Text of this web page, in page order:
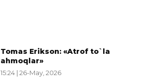
Tomas Erikson: «Atrof to`la
ahmoqlar»
15:24 | 26-May, 2026